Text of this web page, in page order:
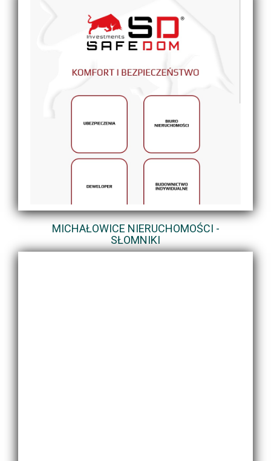
MICHAŁOWICE NIERUCHOMOŚCI -
SŁOMNIKI